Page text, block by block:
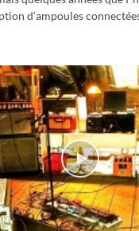
d’ampoules